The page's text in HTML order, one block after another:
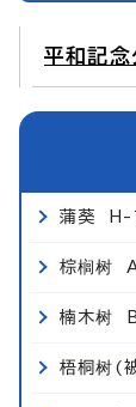
平和記念
蒲葵 H-
棕榈树
楠木树
梧桐树(